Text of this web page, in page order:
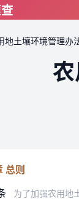
地土壤环境管理办
总则
为了加强农用地土壤